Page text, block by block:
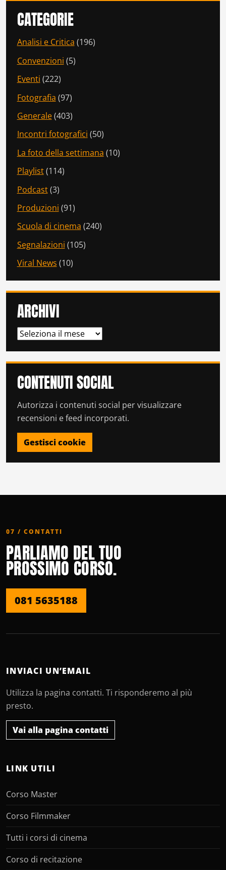
CATEGORIE
Analisi e Critica (196)
Convenzioni (5)
Eventi (222)
Fotografia (97)
Generale(403)
Incontri fotografici (50)
La foto della settimana (10)
Playlist(114)
Podcast(3)
Produzioni (91)
Scuola di cinema (240)
Segnalazioni (105)
Viral News (10)
ARCHIVI
ARCHIVI
CONTENUTI SOCIAL
Autorizza i contenuti social per visualizzare
recensioni e feed incorporati.
Gestisci cookie
07 / CONTATTI
PARLIAMO DEL TUO
PROSSIMO CORSO.
081 5635188
INVIACI UN’EMAIL
Utilizza la pagina contatti. Ti risponderemo al più
presto.
Vai alla pagina contatti
LINK UTILI
Corso Master
Corso Filmmaker
Tutti i corsi di cinema
Corso di recitazione